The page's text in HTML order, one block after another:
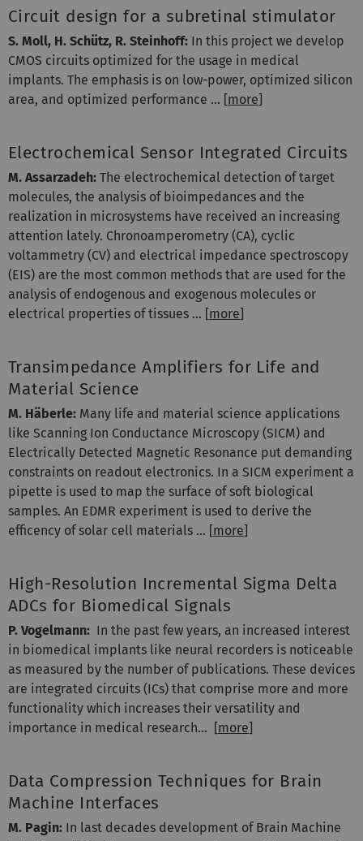
Circuit design for a subretinal stimulator
S. Moll, H. Schütz, R. Steinhoff: In this project we develop
CMOS circuits optimized for the usage in medical
implants. The emphasis is on low-power, optimized silicon
area, and optimized performance ... [more]
Electrochemical Sensor Integrated Circuits
M. Assarzadeh: The electrochemical detection of target
molecules, the analysis of bioimpedances and the
realization in microsystems have received an increasing
attention lately. Chronoamperometry (CA), cyclic
voltammetry (CV) and electrical impedance spectroscopy
(EIS) are the most common methods that are used for the
analysis of endogenous and exogenous molecules or
electrical properties of tissues ... [more]
Transimpedance Amplifiers for Life and
Material Science
M. Häberle: Many life and material science applications
like Scanning Ion Conductance Microscopy (SICM) and
Electrically Detected Magnetic Resonance put demanding
constraints on readout electronics. In a SICM experiment a
pipette is used to map the surface of soft biological
samples. An EDMR experiment is used to derive the
efficency of solar cell materials ... [more]
High-Resolution Incremental Sigma Delta
ADCs for Biomedical Signals
P. Vogelmann: In the past few years, an increased interest
in biomedical implants like neural recorders is noticeable
as measured by the number of publications. These devices
are integrated circuits (ICs) that comprise more and more
functionality which increases their versatility and
importance in medical research... [more]
Data Compression Techniques for Brain
Machine Interfaces
M. Pagin: In last decades development of Brain Machine